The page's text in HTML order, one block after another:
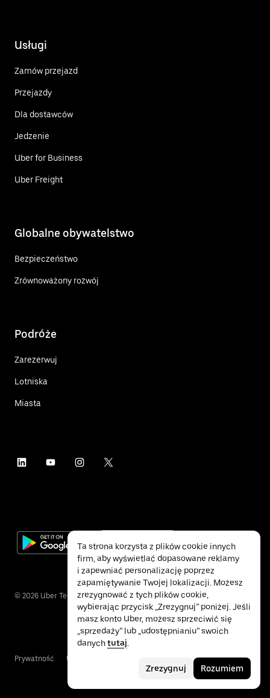
Usługi
Zamów przejazd
Przejazdy
Dla dostawców
Jedzenie
Uber for Business
Uber Freight
Globalne obywatelstwo
Bezpieczeństwo
Zrównoważony rozwój
Podróże
Zarezerwuj
Lotniska
Miasta
© 2026 Uber Technologies Inc.
Prywatność Ułatwienia dostępu
Ta strona korzysta z plików cookie innych
firm, aby wyświetlać dopasowane reklamy
i zapewniać personalizację poprzez
zapamiętywanie Twojej lokalizacji. Możesz
zrezygnować z tych plików cookie,
wybierając przycisk „Zrezygnuj” poniżej. Jeśli
masz konto Uber, możesz sprzeciwić się
„sprzedaży” lub „udostępnianiu” swoich
danychtutaj.
Zrezygnuj Rozumiem